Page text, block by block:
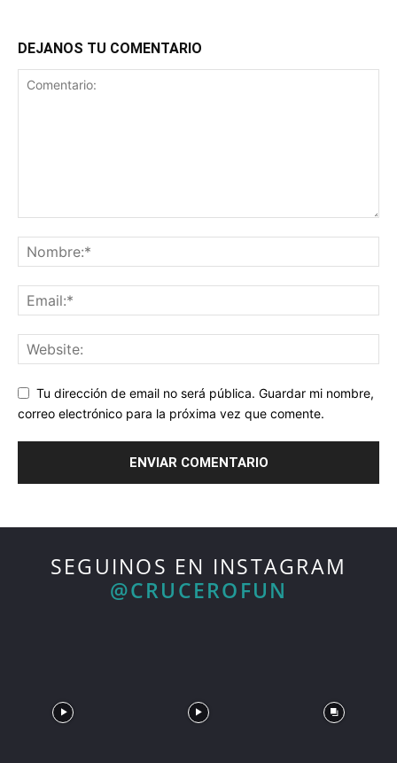
DEJANOS TU COMENTARIO
Tu dirección de email no será pública. Guardar mi nombre,
correo electrónico para la próxima vez que comente.
SEGUINOS EN INSTAGRAM
@CRUCEROFUN